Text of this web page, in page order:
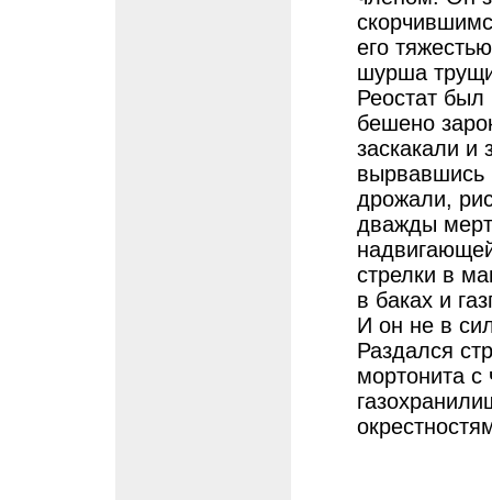
его
шурша
Реостат
бешено
заскакали и
дрожали,
дважды
стрелки в
в баках и
И он не в
Раздался
мортонита